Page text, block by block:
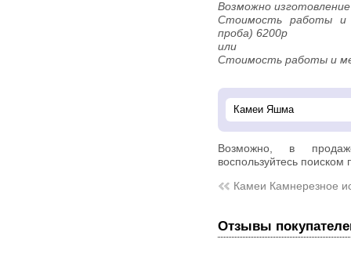
Возможно
Стоимость работы и
проба) 6200р
или
Стоимость работы и
Возможно, в
воспользуйтесь поиском
Камеи Камнерезное
Отзывы